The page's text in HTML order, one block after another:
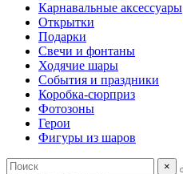
Карнавальные аксессуары
Открытки
Подарки
Свечи и фонтаны
Ходячие шары
События и праздники
Коробка-сюрприз
Фотозоны
Герои
Фигуры из шаров
×